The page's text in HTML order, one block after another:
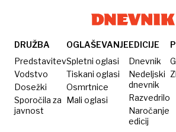
DRUŽBA
Predstavitev
Vodstvo
Dosežki
Sporočila za
javnost
OGLAŠEVANJE
Spletni oglasi
Tiskani oglasi
Osmrtnice
Mali oglasi
EDICIJE
Dnevnik
Nedeljski
dnevnik
Razvedrilo
Naročanje
edicij